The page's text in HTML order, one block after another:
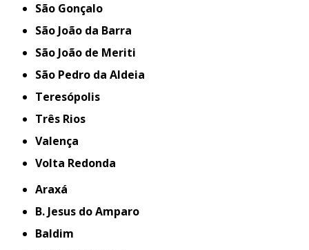
São Gonçalo
São João da Barra
São João de Meriti
São Pedro da Aldeia
Teresópolis
Três Rios
Valença
Volta Redonda
Araxá
B. Jesus do Amparo
Baldim